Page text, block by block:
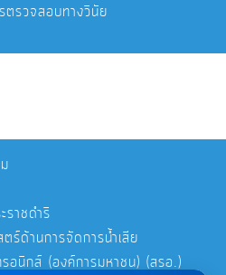
ตรวจสอบทางวินัย
ราชดำริ
ร์ด้านการจัดการน้ำเสีย
รอนิกส์ (องค์การมหาชน) (สรอ.)